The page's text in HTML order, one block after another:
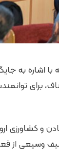
اشاره به
برای
و
وسیعی از